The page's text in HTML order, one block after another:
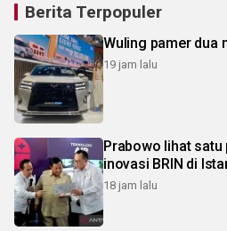
Berita Terpopuler
Wuling pamer dua
19 jam lalu
Prabowo lihat
inovasi BRIN di
18 jam lalu